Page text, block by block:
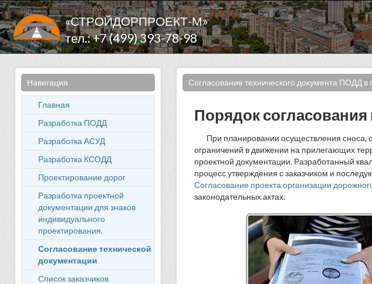
«СТРОЙДОРПРОЕКТ-М»
тел.: +7 (499) 393-78-98
Навигация
Главная
Разработка ПОДД
Разработка АСУД
Разработка КСОДД
Проектирование дорог
Разработка проектной
документации для знаков
индивидуального
проектирования.
Согласование технической
документации
Список заказчиков
Согласование технического документа ПОДД в
Порядок
При планировании осуществления сноса,
ограничений в движении на прилегающих
проектной документации. Разработанный
процесс утверждения с заказчиком и
Согласование проекта организации
законодательных актах.